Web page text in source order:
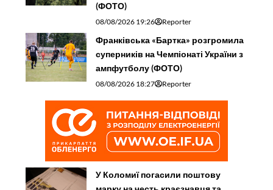
(ФОТО)
08/08/2026 19:26 Reporter
Франківська «Бартка» розгромила
суперників на Чемпіонаті України з
ампфутболу (ФОТО)
08/08/2026 18:27 Reporter
У Коломиї погасили поштову